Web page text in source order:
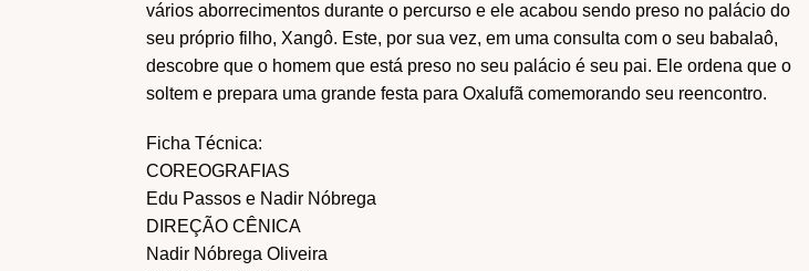
vários aborrecimentos durante o percurso e ele acabou sendo preso no palácio do
seu próprio filho, Xangô. Este, por sua vez, em uma consulta com o seu babalaô,
descobre que o homem que está preso no seu palácio é seu pai. Ele ordena que o
soltem e prepara uma grande festa para Oxalufã comemorando seu reencontro.
Ficha Técnica:
COREOGRAFIAS
Edu Passos e Nadir Nóbrega
DIREÇÃO CÊNICA
Nadir Nóbrega Oliveira